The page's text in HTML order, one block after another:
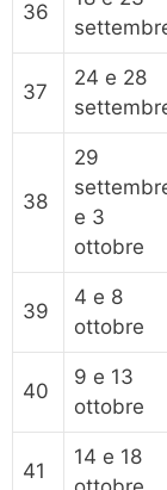
36
37
24 e 28
38
29
e 3
ottobre
39
4 e 8
ottobre
40
9 e 13
ottobre
41
14 e 18